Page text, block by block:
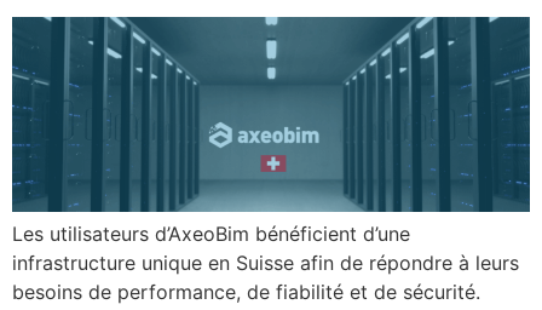
Les utilisateurs d’AxeoBim bénéficient d’une
infrastructure unique en Suisse afin de répondre à leurs
besoins de performance, de fiabilité et de sécurité.